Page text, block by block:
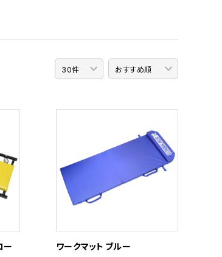
ー ワークマット ブルー